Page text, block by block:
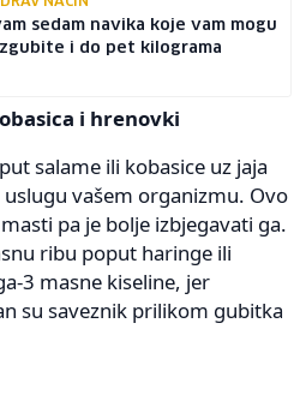
sedam navika koje vam mogu
i do pet kilograma
i hrenovki
salame ili kobasice uz jaja
vašem organizmu. Ovo
pa je bolje izbjegavati ga.
ribu poput haringe ili
3 masne kiseline, jer
su saveznik prilikom gubitka